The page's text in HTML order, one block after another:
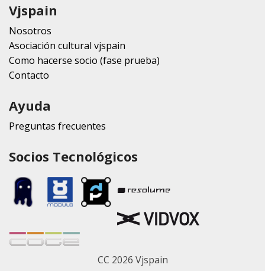
Vjspain
Nosotros
Asociación cultural vjspain
Como hacerse socio (fase prueba)
Contacto
Ayuda
Preguntas frecuentes
Socios Tecnológicos
CC 2026 Vjspain